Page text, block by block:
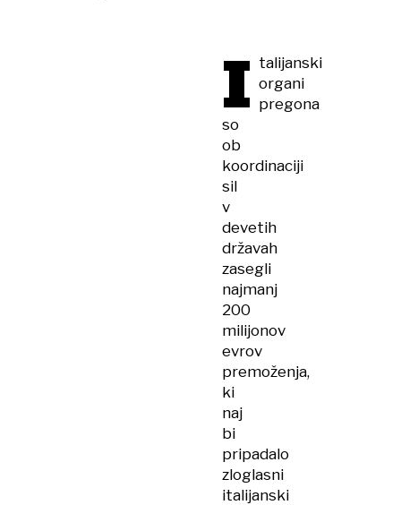
I talijanski
organi
pregona
so
ob
koordinaciji
sil
v
devetih
državah
zasegli
najmanj
200
milijonov
evrov
premoženja,
ki
naj
bi
pripadalo
zloglasni
italijanski